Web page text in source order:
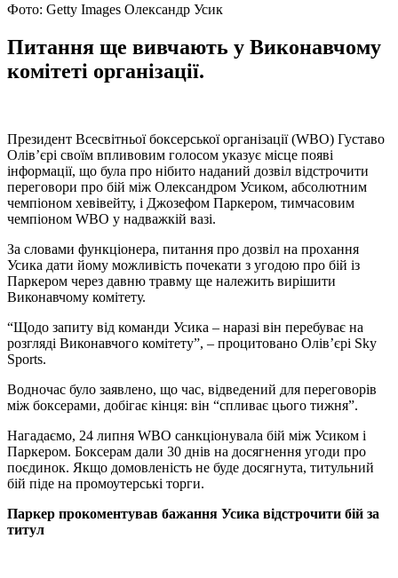
Фото: Getty Images Олександр Усик
Питання ще вивчають у Виконавчому
комітеті організації.
Президент Всесвітньої боксерської організації (WBO) Густаво
Олів’єрі своїм впливовим голосом указує місце появі
інформації, що була про нібито наданий дозвіл відстрочити
переговори про бій між Олександром Усиком, абсолютним
чемпіоном хевівейту, і Джозефом Паркером, тимчасовим
чемпіоном WBO у надважкій вазі.
За словами функціонера, питання про дозвіл на прохання
Усика дати йому можливість почекати з угодою про бій із
Паркером через давню травму ще належить вирішити
Виконавчому комітету.
“Щодо запиту від команди Усика – наразі він перебуває на
розгляді Виконавчого комітету”, – процитовано Олів’єрі Sky
Sports.
Водночас було заявлено, що час, відведений для переговорів
між боксерами, добігає кінця: він “спливає цього тижня”.
Нагадаємо, 24 липня WBO санкціонувала бій між Усиком і
Паркером. Боксерам дали 30 днів на досягнення угоди про
поєдинок. Якщо домовленість не буде досягнута, титульний
бій піде на промоутерські торги.
Паркер прокоментував бажання Усика відстрочити бій за
титул